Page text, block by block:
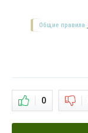
Общие правила
0